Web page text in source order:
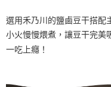
選用禾乃川的鹽鹵豆干搭配
小火慢慢煨煮，讓豆干完美
一吃上癮！